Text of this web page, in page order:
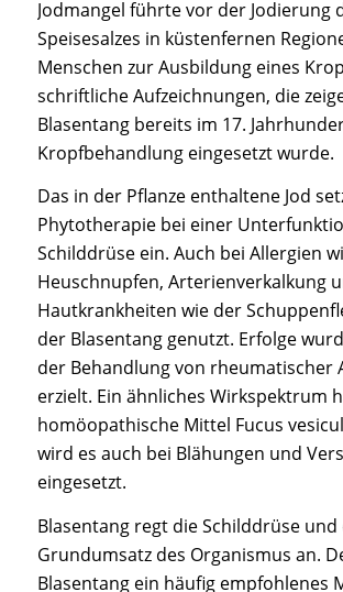
Jodmangel führte vor der Jodierung
Speisesalzes in küstenfernen
Menschen zur Ausbildung eines
schriftliche Aufzeichnungen, die
Blasentang bereits im 17.
Kropfbehandlung eingesetzt wurde.
Das in der Pflanze enthaltene Jod
Phytotherapie bei einer
Schilddrüse ein. Auch bei Allergien
Heuschnupfen, Arterienverkalkung
Hautkrankheiten wie der
der Blasentang genutzt. Erfolge
der Behandlung von rheumatischer
erzielt. Ein ähnliches Wirkspektrum
homöopathische Mittel Fucus
wird es auch bei Blähungen und
eingesetzt.
Blasentang regt die Schilddrüse
Grundumsatz des Organismus an.
Blasentang ein häufig empfohlenes